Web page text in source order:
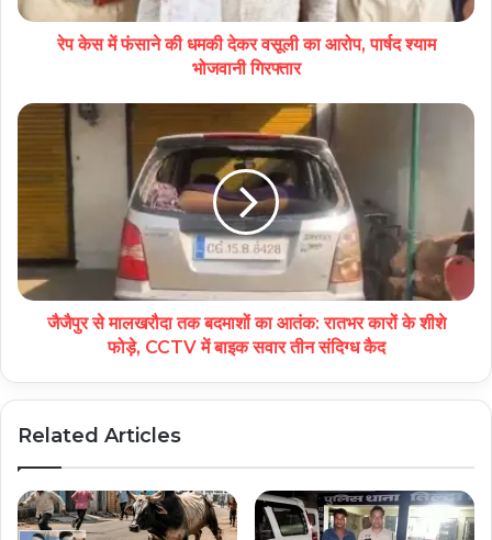
रेप केस में फंसाने की धमकी देकर वसूली का आरोप, पार्षद श्याम
भोजवानी गिरफ्तार
जैजैपुर से मालखरौदा तक बदमाशों का आतंक: रातभर कारों के शीशे
फोड़े, CCTV में बाइक सवार तीन संदिग्ध कैद
Related Articles